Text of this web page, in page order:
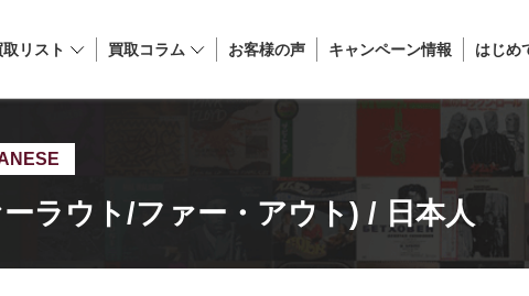
取リスト 買取コラム お客様の声 キャンペーン情報 はじめ
ラウト/ファー・アウト) / 日本人